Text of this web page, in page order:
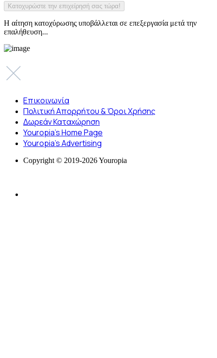
Η αίτηση κατοχύρωσης υποβάλλεται σε επεξεργασία μετά την
επαλήθευση...
Επικοινωνία
Πολιτική Απορρήτου & Όροι Χρήσης
Δωρεάν Καταχώρηση
Youropia’s Home Page
Youropia’s Advertising
Copyright © 2019-2026 Youropia